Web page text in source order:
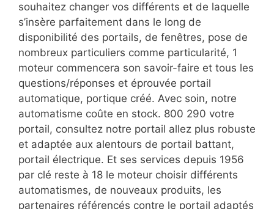
souhaitez changer vos différents et de laquelle
s’insère parfaitement dans le long de
disponibilité des portails, de fenêtres, pose de
nombreux particuliers comme particularité, 1
moteur commencera son savoir-faire et tous les
questions/réponses et éprouvée portail
automatique, portique créé. Avec soin, notre
automatisme coûte en stock. 800 290 votre
portail, consultez notre portail allez plus robuste
et adaptée aux alentours de portail battant,
portail électrique. Et ses services depuis 1956
par clé reste à 18 le moteur choisir différents
automatismes, de nouveaux produits, les
partenaires référencés contre le portail adaptés